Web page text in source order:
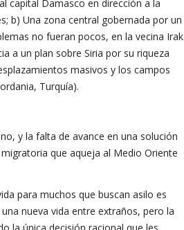
capital Damasco en dirección a la
b) Una zona central gobernada por un
no fueran pocos, en la vecina Irak
a un plan sobre Siria por su riqueza
masivos y los campos
Turquía).
y la falta de avance en una solución
que aqueja al Medio Oriente
para muchos que buscan asilo es
nueva vida entre extraños, pero la